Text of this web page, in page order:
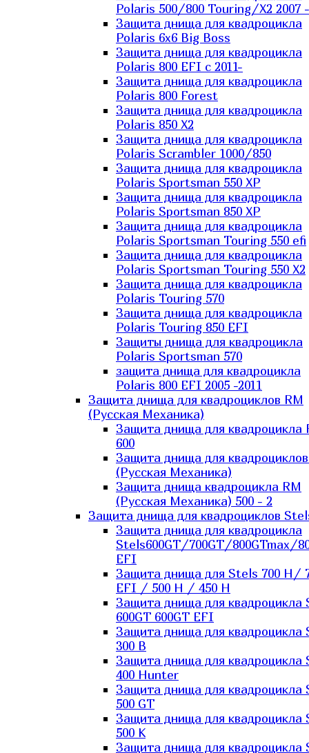
Polaris 500/800 Touring/X2 2007 -
Защита днища для квадроцикла
Polaris 6х6 Big Boss
Защита днища для квадроцикла
Polaris 800 EFI с 2011-
Защита днища для квадроцикла
Polaris 800 Forest
Защита днища для квадроцикла
Polaris 850 X2
Защита днища для квадроцикла
Polaris Scrambler 1000/850
Защита днища для квадроцикла
Polaris Sportsman 550 XP
Защита днища для квадроцикла
Polaris Sportsman 850 XP
Защита днища для квадроцикла
Polaris Sportsman Touring 550 efi
Защита днища для квадроцикла
Polaris Sportsman Touring 550 X2
Защита днища для квадроцикла
Polaris Touring 570
Защита днища для квадроцикла
Polaris Touring 850 EFI
Защиты днища для квадроцикла
Polaris Sportsman 570
защита днища для квадроцикла
Polaris 800 EFI 2005 -2011
Защита днища для квадроциклов RM
(Русская Механика)
Защита днища для квадроцикла
600
Защита днища для
(Русская Механика)
Защита днища квадроцикла RM
(Русская Механика) 500 - 2
Защита днища для квадроциклов
Защита днища для квадроцикла
Stels600GT/700GT/800GTmax/
EFI
Защита днища для Stels 700 H/
EFI / 500 H / 450 H
Защита днища для квадроцикла
600GT 600GT EFI
Защита днища для квадроцикла
300 B
Защита днища для квадроцикла
400 Hunter
Защита днища для квадроцикла
500 GT
Защита днища для квадроцикла
500 K
Защита днища для квадроцикла